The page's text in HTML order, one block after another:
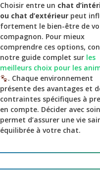
Choisir entre un chat
ou chat d’extérieur peut
fortement le bien-être de
compagnon. Pour mieux
comprendre ces options,
notre guide complet sur les
meilleurs choix pour les
. Chaque environnement
présente des avantages et
contraintes spécifiques à
en compte. Décider avec soin
permet d’assurer une vie
équilibrée à votre chat.